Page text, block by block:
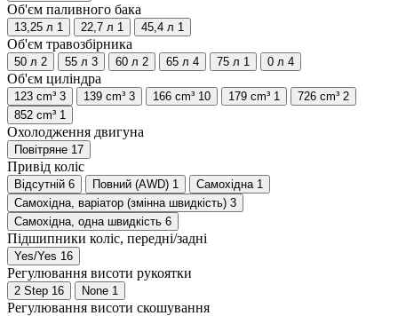
Об'єм паливного бака
13,25 л 1 22,7 л 1 45,4 л 1
Об'єм травозбірника
50 л 2 55 л 3 60 л 2 65 л 4 75 л 1 0 л 4
Об'єм циліндра
123 cm³ 3 139 cm³ 3 166 cm³ 10 179 cm³ 1 726 cm³ 2
852 cm³ 1
Охолодження двигуна
Повітряне 17
Привід коліс
Відсутній 6 Повний (AWD) 1 Самохідна 1
Самохідна, варіатор (змінна швидкість) 3
Самохідна, одна швидкість 6
Підшипники коліс, передні/задні
Yes/Yes 16
Регулювання висоти рукоятки
2 Step 16 None 1
Регулювання висоти скошування